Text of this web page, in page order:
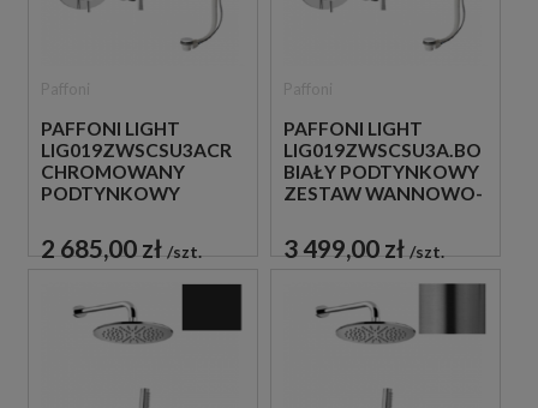
PAFFONI LIGHT
LIG019ZWSCSU3ACR
CHROMOWANY
PODTYNKOWY
PRYSZNICOWY Z
NAPEŁNIANIEM
PRZEZ PRZELEW
2 685,00 zł szt.
PAFFONI LIGHT
LIG019ZWSCSU3A.BO
BIAŁY PODTYNKOWY
ZESTAW WANNOWO-
NAPEŁNIANIEM
PRZEZ PRZELEW
3 499,00 zł szt.